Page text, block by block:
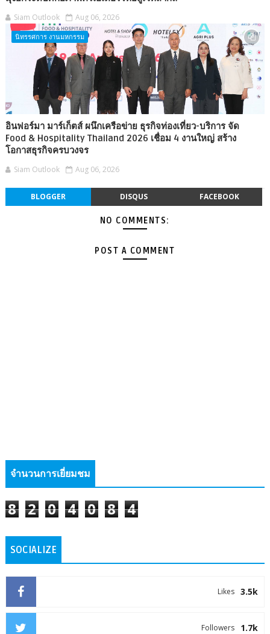
Siam Outlook Aug 06, 2026
นิทรรศการ งานมหกรรม
อินฟอร์มา มาร์เก็ตส์ ผนึกเครือข่าย ธุรกิจท่องเที่ยว-บริการ จัด
Food & Hospitality Thailand 2026 เชื่อม 4 งานใหญ่ สร้าง
โอกาสธุรกิจครบวงจร
Siam Outlook Aug 06, 2026
BLOGGER DISQUS FACEBOOK
NO COMMENTS:
POST A COMMENT
จำนวนการเยี่ยมชม
8 2 0 4 0 8 4
SOCIALIZE
3.5k
Likes
1.7k
Followers